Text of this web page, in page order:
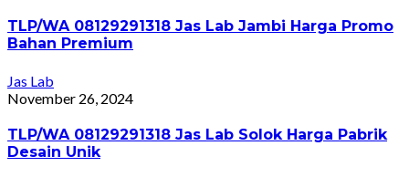
TLP/WA 08129291318 Jas Lab Jambi Harga Promo
Bahan Premium
Jas Lab
November 26, 2024
TLP/WA 08129291318 Jas Lab Solok Harga Pabrik
Desain Unik